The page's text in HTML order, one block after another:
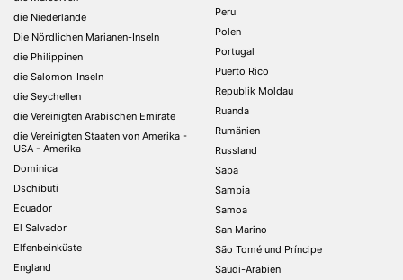
die Niederlande
Die Nördlichen Marianen-Inseln
die Philippinen
die Salomon-Inseln
die Seychellen
die Vereinigten Arabischen Emirate
die Vereinigten Staaten von Amerika -
USA - Amerika
Dominica
Dschibuti
Ecuador
El Salvador
Elfenbeinküste
England
Peru
Polen
Portugal
Puerto Rico
Republik Moldau
Ruanda
Rumänien
Russland
Saba
Sambia
Samoa
San Marino
São Tomé und Príncipe
Saudi-Arabien